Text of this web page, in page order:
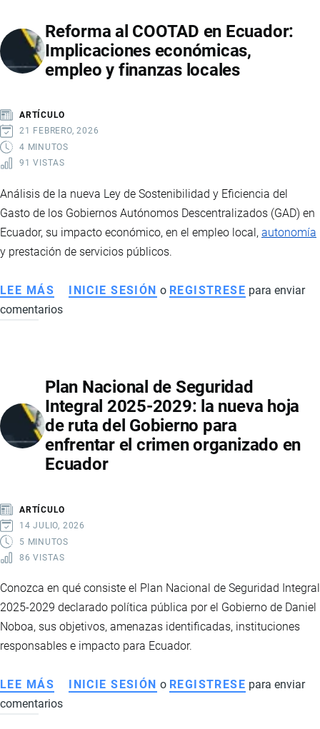
Reforma al COOTAD en Ecuador:
Implicaciones económicas,
empleo y finanzas locales
ARTÍCULO
21 FEBRERO, 2026
4 MINUTOS
91 VISTAS
Análisis de la nueva Ley de Sostenibilidad y Eficiencia del
Gasto de los Gobiernos Autónomos Descentralizados (GAD) en
Ecuador, su impacto económico, en el empleo local, autonomía
y prestación de servicios públicos.
LEE MÁS SOBRE
REFORMA
ECUADOR:
IMPLICACIONES
ECONÓMICAS,
EMPLEO
Y
INICIE SESIÓN o REGISTRESE para enviar
comentarios
Plan Nacional de Seguridad
Integral 2025-2029: la nueva hoja
de ruta del Gobierno para
enfrentar el crimen organizado en
Ecuador
ARTÍCULO
14 JULIO, 2026
5 MINUTOS
86 VISTAS
Conozca en qué consiste el Plan Nacional de Seguridad Integral
2025-2029 declarado política pública por el Gobierno de Daniel
Noboa, sus objetivos, amenazas identificadas, instituciones
responsables e impacto para Ecuador.
LEE MÁS SOBRE
PLAN
INICIE SESIÓN o REGISTRESE para enviar
comentarios